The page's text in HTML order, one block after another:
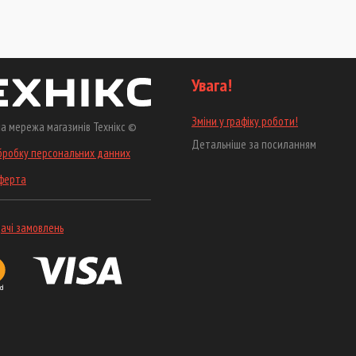
мережа магазинів Технікс ©
персональних данних
замовлень
Увага!
Зміни у графіку роботи!
Детальніше за посиланням